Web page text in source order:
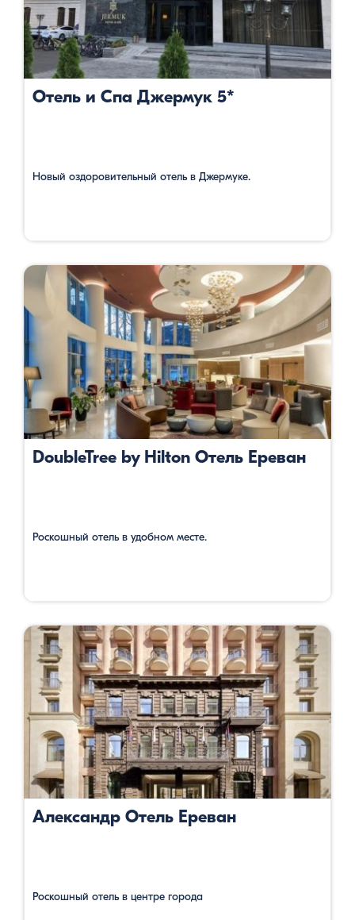
Отель и Спа Джермук 5*
Новый оздоровительный отель в Джермуке.
DoubleTree by Hilton Отель Ереван
Роскошный отель в удобном месте.
Александр Отель Ереван
Роскошный отель в центре города